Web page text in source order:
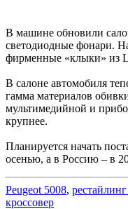
В машине обновили
светодиодные фонари.
фирменные «клыки» из
В салоне автомобиля
гамма материалов
мультимедийной и
крупнее.
Планируется начать
осенью, а в Россию – в
Peugeot 5008,
кроссовер